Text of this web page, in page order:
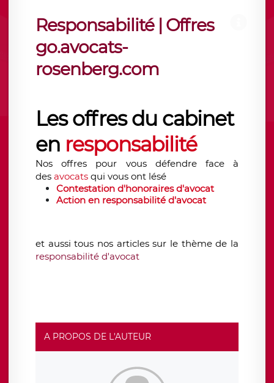
Responsabilité | Offres
go.avocats-
rosenberg.com
Les offres du cabinet
en responsabilité
Nos offres pour vous défendre face à
des avocats qui vous ont lésé
Contestation d'honoraires d'avocat
Action en responsabilité d'avocat
et aussi tous nos articles sur le thème de la
responsabilité d'avocat
A PROPOS DE L'AUTEUR